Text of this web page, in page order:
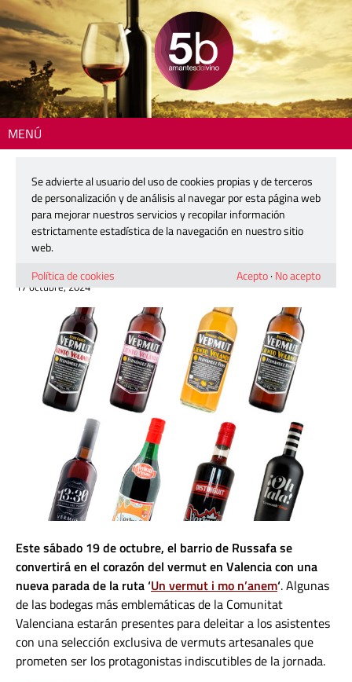
MENÚ
experiencia gastronómica muy valenciana
Los vermuts que conquistan Russafa
con una experiencia gastronómica
muy valenciana
17 octubre, 2024
Este sábado 19 de octubre, el barrio de Russafa se
convertirá en el corazón del vermut en Valencia con una
nueva parada de la ruta ‘Un vermut i mo n’anem‘. Algunas
de las bodegas más emblemáticas de la Comunitat
Valenciana estarán presentes para deleitar a los asistentes
con una selección exclusiva de vermuts artesanales que
prometen ser los protagonistas indiscutibles de la jornada.
Se advierte al usuario del uso de cookies propias y de terceros
de personalización y de análisis al navegar por esta página web
para mejorar nuestros servicios y recopilar información
estrictamente estadística de la navegación en nuestro sitio
web.
Política de cookies
Acepto· No acepto